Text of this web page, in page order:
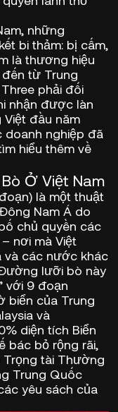
những
bi thảm: bị cấm,
là thương hiệu
từ Trung
phải đối
nhận được làn
đầu năm
doanh nghiệp đã
hiểu thêm về
Ở Việt Nam
là một thuật
Nam Á do
chủ quyền các
nơi mà Việt
và các nước khác
lưỡi bò này
với 9 đoạn
biển của Trung
và
diện tích Biển
bác bỏ rộng rãi,
Trọng tài Thường
Trung Quốc
yêu sách của